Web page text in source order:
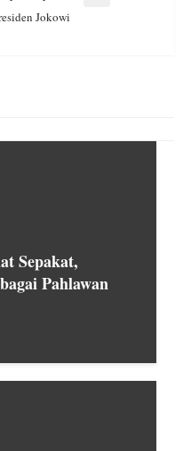
Jokowi
Sepakat,
Pahlawan